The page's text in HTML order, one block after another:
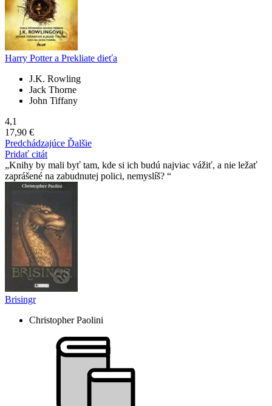
Harry Potter a Prekliate dieťa
J.K. Rowling
Jack Thorne
John Tiffany
4,1
17,90 €
Predchádzajúce Ďalšie
Pridať citát
Knihy by mali byť tam, kde si ich budú najviac vážiť, a nie ležať
zaprášené na zabudnutej polici, nemyslíš?
Brisingr
Christopher Paolini